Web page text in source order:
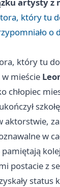
który tu
o
który tu
mieście
chłopiec
aktorstwie,
w
postacie z
status